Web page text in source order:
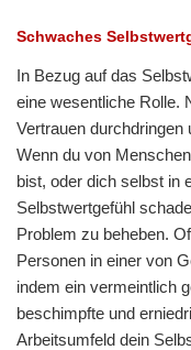
Schwaches
In Bezug auf das
eine wesentliche Rolle.
Vertrauen durchdringen
Wenn du von
bist, oder dich selbst in
Selbstwertgefühl
Problem zu beheben.
Personen in einer von
indem ein vermeintlich
beschimpfte und
Arbeitsumfeld dein